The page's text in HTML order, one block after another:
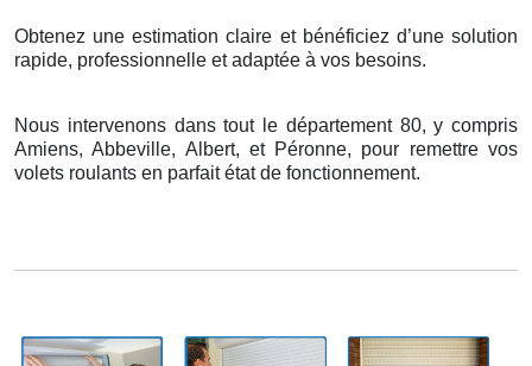
Obtenez une estimation claire et bénéficiez d’une solution
rapide, professionnelle et adaptée à vos besoins.
Nous intervenons dans tout le département 80, y compris
Amiens, Abbeville, Albert, et Péronne, pour remettre vos
volets roulants en parfait état de fonctionnement.